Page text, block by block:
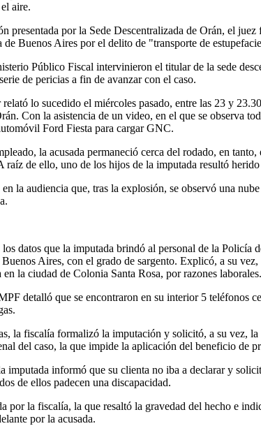
aire.
presentada por la Sede Descentralizada de Orán, el
Buenos Aires por el delito de "transporte de
Público Fiscal intervinieron el titular de la sede
de pericias a fin de avanzar con el caso.
lo sucedido el miércoles pasado, entre las 23 y
Con la asistencia de un video, en el que se observa
Ford Fiesta para cargar GNC.
la acusada permaneció cerca del rodado, en
de ello, uno de los hijos de la imputada resultó
la audiencia que, tras la explosión, se observó una
datos que la imputada brindó al personal de la Policía
Aires, con el grado de sargento. Explicó, a su
en la ciudad de Colonia Santa Rosa, por razones laborales.
detalló que se encontraron en su interior 5 teléfonos
la fiscalía formalizó la imputación y solicitó, a su vez,
del caso, la que impide la aplicación del beneficio de
imputada informó que su clienta no iba a declarar y
de ellos padecen una discapacidad.
por la fiscalía, la que resaltó la gravedad del hecho e
por la acusada.